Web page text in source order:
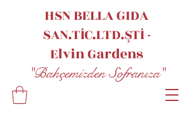
HSN BELLA GIDA
SAN.TİC.LTD.ŞTİ -
ElvinGardens
"Bahçemizden Sofranıza"